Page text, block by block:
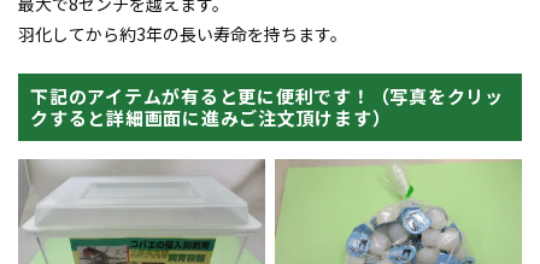
羽化してから約3年の長い寿命を持ちます。
下記のアイテムが有ると更に便利です！（写真をクリッ
クすると詳細画面に進みご注文頂けます）